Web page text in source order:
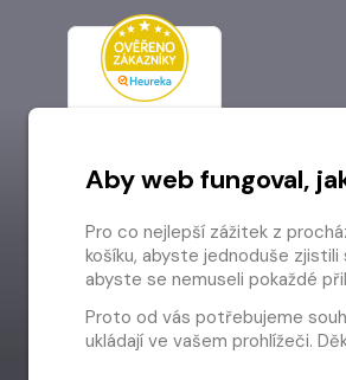
Aby web fungoval,
Pro co nejlepší zážitek z
košíku, abyste jednoduše
abyste se nemuseli pokaždé
Proto od vás potřebujeme
ukládají ve vašem prohlížeči.